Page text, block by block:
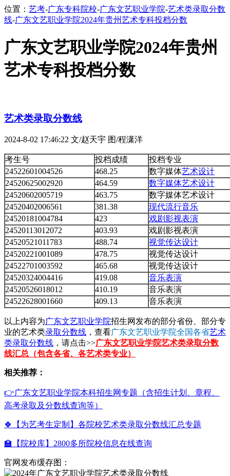
位置： 艺考-广东专科院校-广东文艺职业学院-艺术类录取分数
线-广东文艺职业学院2024年贵州艺术专科投档分数
广东文艺职业学院2024年贵州
艺术专科投档分数
艺术类录取分数线
2024-8-02 17:46:22 文/赵天宇 图/程潇洋
考生号 投档成绩
投档专业
24522601004526
468.25 数字媒体艺术设计
24520625002920
464.59
数字媒体艺术设计
24520602005719
463.75
数字媒体艺术设计
24520402006561
381.38
现代流行音乐
24520181004784
423
戏剧影视表演
24520113012072
403.93
戏剧影视表演
24520521011783
488.74
视觉传达设计
24520221001089
478.75
视觉传达设计
24522701003592
465.68
视觉传达设计
24520324004416
419.08
音乐表演
24520526018012
410.19
音乐表演
24522628001660
409.13 音乐表演
以上内容为广东文艺职业学院招生网发布的部分省份、部分专
业的艺术类录取分数线 ，查看广东文艺职业学院全国各省艺术
类录取分数线 ，请点击>>广东文艺职业学院艺术类录取分数
线汇总（包含各省、各艺术类专业）
相关推荐：
👉广东文艺职业学院本科招生网专题（含招生计划、章程、
高考录取及分数线查询等）
🍀【为艺考生定制】各院校艺术类录取分数线汇总专题
🏫【院校库】2800多所院校信息在线查询
官网发布缓存图：